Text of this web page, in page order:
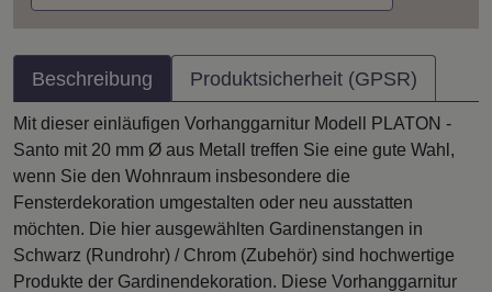
Beschreibung Produktsicherheit (GPSR)
Mit dieser einläufigen Vorhanggarnitur Modell PLATON -
Santo mit 20 mm Ø aus Metall treffen Sie eine gute Wahl,
wenn Sie den Wohnraum insbesondere die
Fensterdekoration umgestalten oder neu ausstatten
möchten. Die hier ausgewählten Gardinenstangen in
Schwarz (Rundrohr) / Chrom (Zubehör) sind hochwertige
Produkte der Gardinendekoration. Diese Vorhanggarnitur